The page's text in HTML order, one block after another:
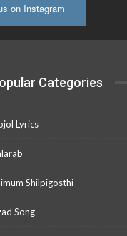
on Instagram
Categories
Lyrics
Shilpigosthi
Song